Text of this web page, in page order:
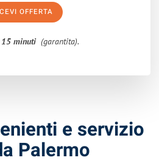
OFFERTA
minuti (garantita).
e servizio
Palermo